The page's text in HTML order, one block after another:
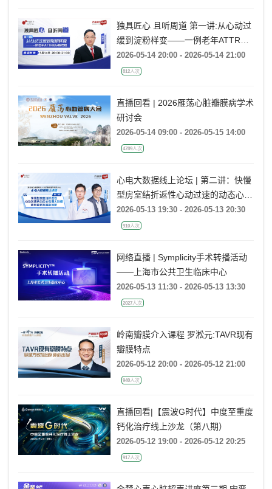
独具匠心 且听周道 第一讲:从心动过
缓到淀粉样变——一例老年ATTR的
诊断历程
2026-05-14 20:00 - 2026-05-14 21:00
812人次
直播回看 | 2026雁荡心脏瓣膜病学术
研讨会
2026-05-14 09:00 - 2026-05-15 14:00
4789人次
心电大数据线上论坛 | 第二讲：快慢
型房室结折返性心动过速的动态心电
图大数据案例诊断及鉴别诊断
2026-05-13 19:30 - 2026-05-13 20:30
910人次
网络直播 | Symplicity手术转播活动
——上海市公共卫生临床中心
2026-05-13 11:30 - 2026-05-13 13:30
2027人次
岭南瓣膜介入课程 罗淞元:TAVR现有
瓣膜特点
2026-05-12 20:00 - 2026-05-12 21:00
940人次
直播回看|【震波G时代】中度至重度
钙化治疗线上沙龙（第八期）
2026-05-12 19:00 - 2026-05-12 20:25
917人次